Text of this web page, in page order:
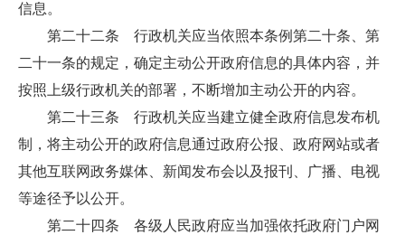
信息。
第二十二条 行政机关应当依照本条例第二十条、第
二十一条的规定，确定主动公开政府信息的具体内容，并
按照上级行政机关的部署，不断增加主动公开的内容。
第二十三条 行政机关应当建立健全政府信息发布机
制，将主动公开的政府信息通过政府公报、政府网站或者
其他互联网政务媒体、新闻发布会以及报刊、广播、电视
等途径予以公开。
第二十四条 各级人民政府应当加强依托政府门户网